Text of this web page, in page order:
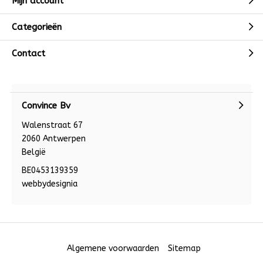
Categorieën
Contact
Convince Bv
Walenstraat 67
2060 Antwerpen
België
BE0453139359
webbydesignia
Algemene voorwaarden Sitemap